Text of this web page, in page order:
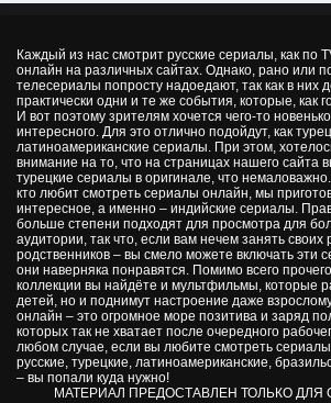
Каждый из нас смотрит русские сериалы, как по
онлайн на различных сайтах. Однако, рано или
телесериалы попросту надоедают, так как в них
практически одни и те же события, которые, как
И вот поэтому зрителям хочется чего-то
интересного. Для это отлично подойдут, как
латиноамериканские сериалы. При этом,
внимание на то, что на страницах нашего сайта
турецкие сериалы в оригинале, что
кто любит смотреть сериалы онлайн, мы
интересное, а именно – индийские сериалы.
больше степени подходят для просмотра для
аудитории, так что, если вам нечем занять своих
родственников – вы смело можете включать эти
они наверняка понравятся. Помимо всего
коллекции вы найдёте и мультфильмы, которые
детей, но и поднимут настроение даже
онлайн – это огромное море позитива и заряд
которых так не хватает после очередного
любом случае, если вы любите смотреть
русские, турецкие, латиноамериканские,
– вы попали куда нужно!
МАТЕРИАЛ ПРЕДОСТАВЛЕН ТОЛЬКО ДЛЯ